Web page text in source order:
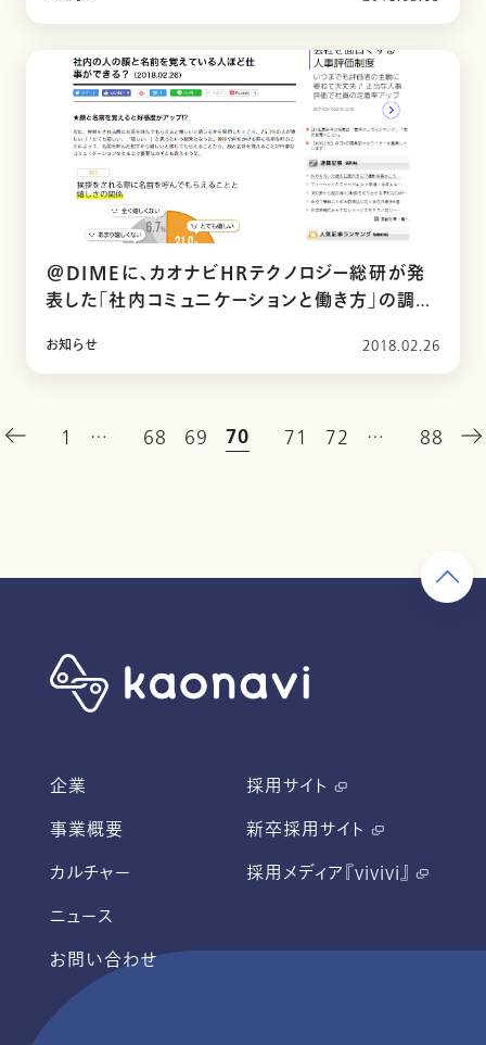
＠DIMEに、カオナビHRテクノロジー総研が発
表した「社内コミュニケーションと働き方」の調査
お知らせ 2018.02.26
1 … 68 69 70 71 72 … 88
企業
事業概要
カルチャー
ニュース
お問い合わせ
採用サイト
新卒採用サイト
採用メディア『vivivi』